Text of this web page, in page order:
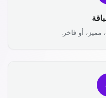
مميز، أو فاخر.